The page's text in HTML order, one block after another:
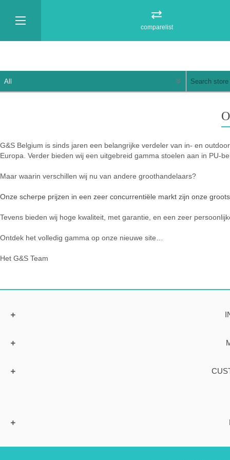
comparelist
G&S Belgium is sinds jaren een belangrijke verdeler van in- en
Europa. Verder bieden wij een uitgebreid gamma stoelen aan in PU-
Maar waarin verschillen wij nu van andere groothandelaars?
Onze scherpe prijzen in een zeer concurrentiële markt zijn onze
Tevens bieden wij hoge kwaliteit, met garantie, en een zeer
Ontdek het volledig gamma op onze nieuwe site…
Het G&S Team